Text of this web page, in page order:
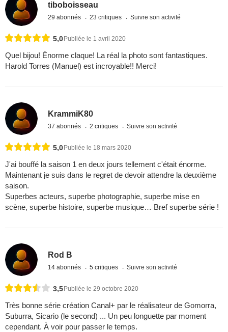
tiboboisseau
29 abonnés 23 critiques Suivre son activité
5,0Publiée le 1 avril 2020
Quel bijou! Énorme claque! La réal la photo sont fantastiques.
Harold Torres (Manuel) est incroyable!! Merci!
KrammiK80
37 abonnés 2 critiques Suivre son activité
5,0Publiée le 18 mars 2020
J'ai bouffé la saison 1 en deux jours tellement c'était énorme.
Maintenant je suis dans le regret de devoir attendre la deuxième
saison.
Superbes acteurs, superbe photographie, superbe mise en
scène, superbe histoire, superbe musique… Bref superbe série !
Rod B
14 abonnés 5 critiques Suivre son activité
3,5 Publiée le 29 octobre 2020
Très bonne série création Canal+ par le réalisateur de Gomorra,
Suburra, Sicario (le second) ... Un peu longuette par moment
cependant. À voir pour passer le temps.